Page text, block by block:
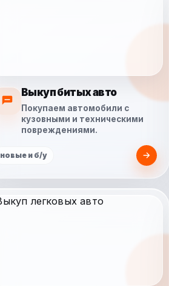
Выкуп битых авто
Покупаем автомобили с
кузовными и техническими
повреждениями.
новые и б/у